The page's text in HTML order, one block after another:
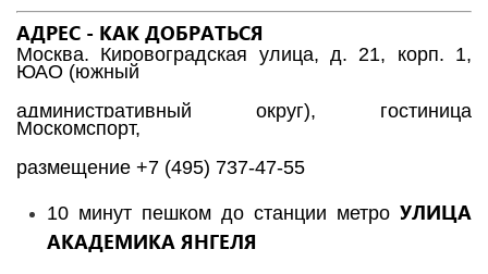
АДРЕС - КАК ДОБРАТЬСЯ
Москва, Кировоградская улица, д. 21, корп. 1,
ЮАО (южный
административный округ), гостиница
Москомспорт,
размещение +7 (495) 737-47-55
10 минут пешком до станции метро УЛИЦА
АКАДЕМИКА ЯНГЕЛЯ